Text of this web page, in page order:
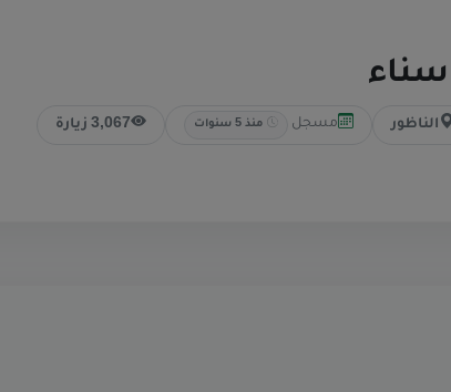
سناء
الناظور مسجل منذ 5 سنوات 3,067 زيارة